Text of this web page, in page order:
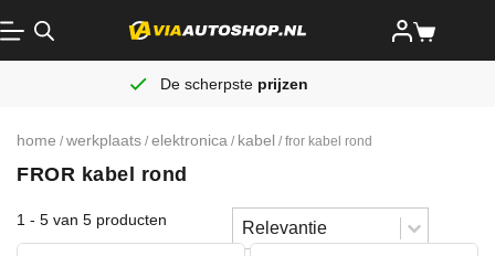
De scherpsteprijzen
home / werkplaats / elektronica / kabel / fror kabel rond
FROR kabel rond
1 - 5 van 5 producten Sorteren
Sort content
Sort content